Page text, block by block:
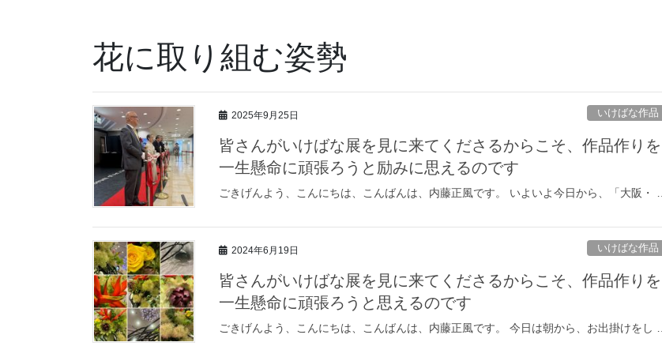
花に取り組む姿勢
2025年9月25日 いけばな作品
皆さんがいけばな展を見に来てくださるからこそ、作品作りを
一生懸命に頑張ろうと励みに思えるのです
ごきげんよう、こんにちは、こんばんは、内藤正風です。 いよいよ今日から、「大阪・ …
2024年6月19日 いけばな作品
皆さんがいけばな展を見に来てくださるからこそ、作品作りを
一生懸命に頑張ろうと思えるのです
ごきげんよう、こんにちは、こんばんは、内藤正風です。 今日は朝から、お出掛けをし …